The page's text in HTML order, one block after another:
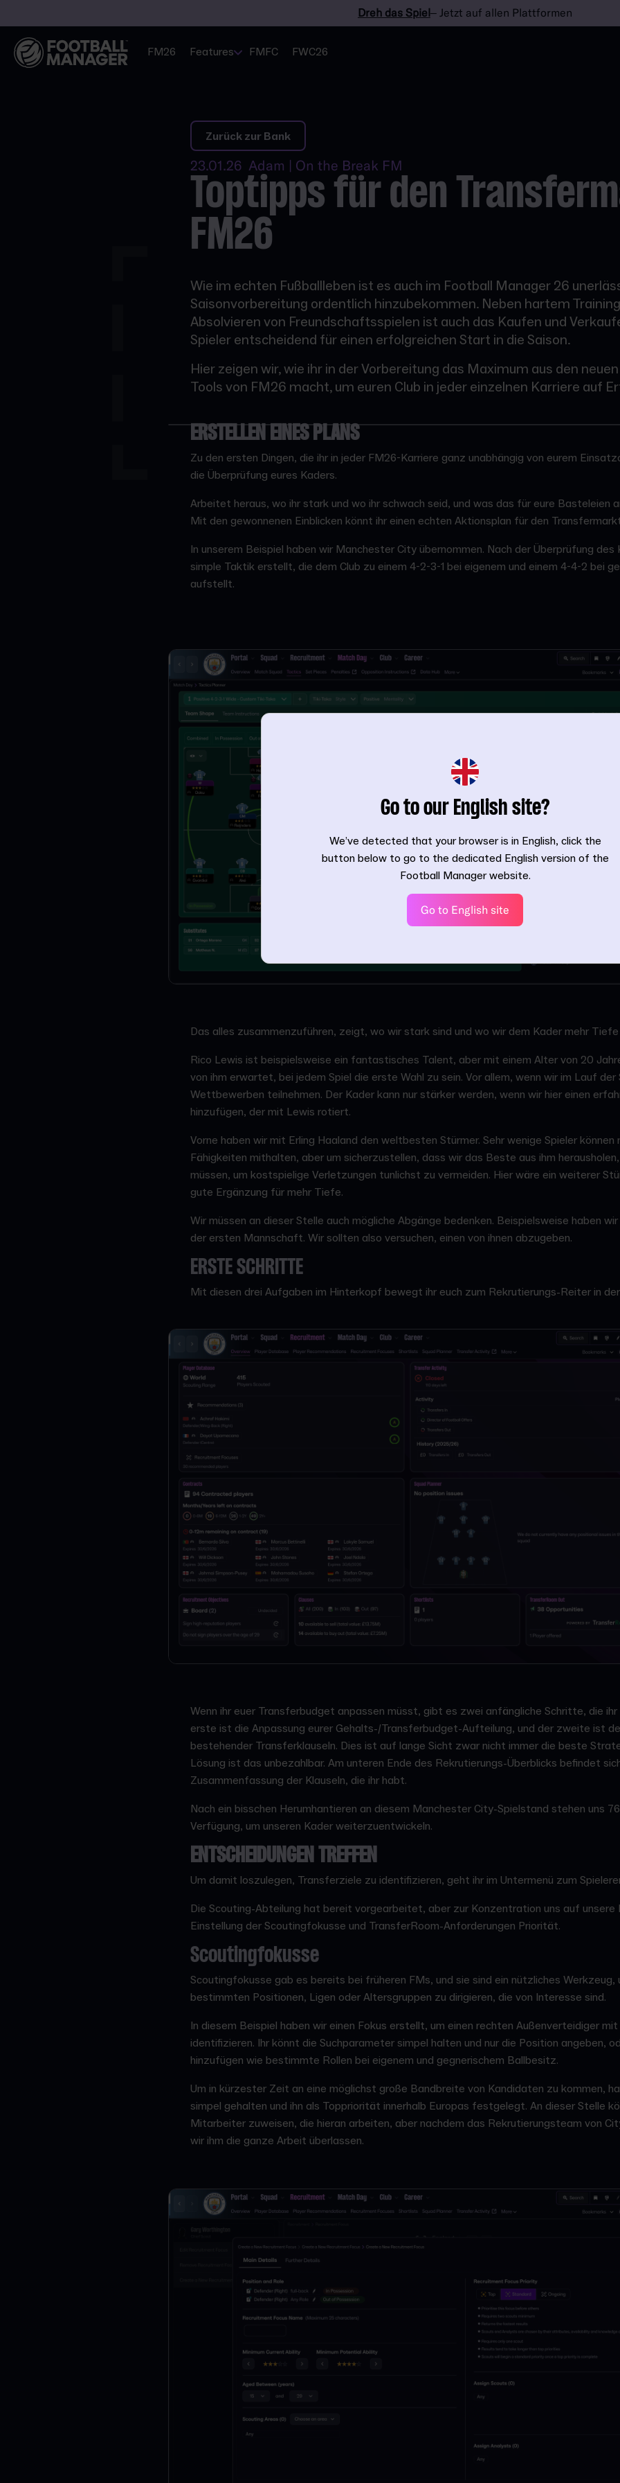
Dreh das Spiel– Jetzt auf allen Plattformen
FM26 Features FMFC FWC26
Zurück zur Bank
23.01.26 Adam | On the Break FM
Toptipps für den
FM26
Wie im echten Fußballleben ist es auch im Football Manager 26
Saisonvorbereitung ordentlich hinzubekommen. Neben hartem
Absolvieren von Freundschaftsspielen ist auch das Kaufen und
Spieler entscheidend für einen erfolgreichen Start in die Saison.
Hier zeigen wir, wie ihr in der Vorbereitung das Maximum aus den
Tools von FM26 macht, um euren Club in jeder einzelnen Karriere auf
ERSTELLEN EINES PLANS
Zu den ersten Dingen, die ihr in jeder FM26-Karriere ganz unabhängig von eurem
die Überprüfung eures Kaders.
Arbeitet heraus, wo ihr stark und wo ihr schwach seid, und was das für eure Basteleien
Mit den gewonnenen Einblicken könnt ihr einen echten Aktionsplan für den
In unserem Beispiel haben wir Manchester City übernommen. Nach der Überprüfung des
simple Taktik erstellt, die dem Club zu einem 4-2-3-1 bei eigenem und einem 4-4-2 bei
aufstellt.
Das alles zusammenzuführen, zeigt, wo wir stark sind und wo wir dem Kader mehr
Rico Lewis ist beispielsweise ein fantastisches Talent, aber mit einem Alter von 20
von ihm erwartet, bei jedem Spiel die erste Wahl zu sein. Vor allem, wenn wir im Lauf der
Wettbewerben teilnehmen. Der Kader kann nur stärker werden, wenn wir hier einen
hinzufügen, der mit Lewis rotiert.
Vorne haben wir mit Erling Haaland den weltbesten Stürmer. Sehr wenige Spieler
Fähigkeiten mithalten, aber um sicherzustellen, dass wir das Beste aus ihm
müssen, um kostspielige Verletzungen tunlichst zu vermeiden. Hier wäre ein weiterer
gute Ergänzung für mehr Tiefe.
Wir müssen an dieser Stelle auch mögliche Abgänge bedenken. Beispielsweise haben
der ersten Mannschaft. Wir sollten also versuchen, einen von ihnen abzugeben.
ERSTE SCHRITTE
Mit diesen drei Aufgaben im Hinterkopf bewegt ihr euch zum Rekrutierungs-Reiter in
Wenn ihr euer Transferbudget anpassen müsst, gibt es zwei anfängliche Schritte, die
erste ist die Anpassung eurer Gehalts-/Transferbudget-Aufteilung, und der zweite ist
bestehender Transferklauseln. Dies ist auf lange Sicht zwar nicht immer die beste
Lösung ist das unbezahlbar. Am unteren Ende des Rekrutierungs-Überblicks befindet
Zusammenfassung der Klauseln, die ihr habt.
Nach ein bisschen Herumhantieren an diesem Manchester City-Spielstand stehen uns
Verfügung, um unseren Kader weiterzuentwickeln.
ENTSCHEIDUNGEN TREFFEN
Um damit loszulegen, Transferziele zu identifizieren, geht ihr im Untermenü zum
Die Scouting-Abteilung hat bereit vorgearbeitet, aber zur Konzentration uns auf unsere
Einstellung der Scoutingfokusse und TransferRoom-Anforderungen Priorität.
Scoutingfokusse
Scoutingfokusse gab es bereits bei früheren FMs, und sie sind ein nützliches Werkzeug,
bestimmten Positionen, Ligen oder Altersgruppen zu dirigieren, die von Interesse sind.
In diesem Beispiel haben wir einen Fokus erstellt, um einen rechten Außenverteidiger
identifizieren. Ihr könnt die Suchparameter simpel halten und nur die Position angeben,
hinzufügen wie bestimmte Rollen bei eigenem und gegnerischem Ballbesitz.
Um in kürzester Zeit an eine möglichst große Bandbreite von Kandidaten zu kommen,
simpel gehalten und ihn als Toppriorität innerhalb Europas festgelegt. An dieser Stelle
Mitarbeiter zuweisen, die hieran arbeiten, aber nachdem das Rekrutierungsteam von
wir ihm die ganze Arbeit überlassen.
Go to our English site?
We’ve detected that your browser is in English, click the
button below to go to the dedicated English version of the
Football Manager website.
Go to English site